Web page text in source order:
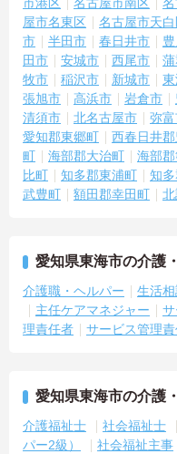
屋市名東区
名古屋市天
市
半田市 春日井市
田市
安城市 西尾市
牧市
稲沢市 新城市
張旭市
高浜市 岩倉市
清須市
北名古屋市 弥
愛知郡東郷町
西春日井
町
海部郡大治町 海部
比町
知多郡東浦町 知
武豊町
額田郡幸田町
愛知県東海市の介護
介護職・ヘルパー 生活相
主任ケアマネジャー
理責任者
サービス管理
愛知県東海市の介護
介護福祉士 社会福祉士
パー2級）
社会福祉主事